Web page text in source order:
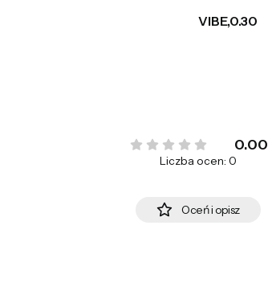
VIBE,0.30
0.00
Liczba ocen: 0
Oceń i opisz